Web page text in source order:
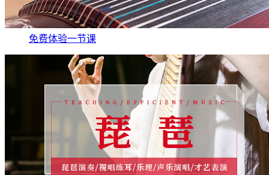
免费体验一节课